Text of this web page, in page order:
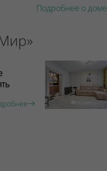
Подробнее о доме